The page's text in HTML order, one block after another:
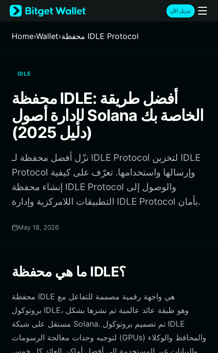
English
日本語
Русский
Italiano
Deutsch
简体中文
繁體中文
Português (Portugal)
ภาษาไทย
हिन्दी
Español
Português (Brasil)
تنزيل الآن
Home›Wallet› محفظة IDLE Protocol
IDLE
محفظة IDLE: أفضل طريقة
لإدارة أصول Solana الخاصة بك
(دليل 2025)
نزّل أفضل محفظة لـ IDLE Protocol لتخزين IDLE
Protocol وإرسالها واستخدامها. تعرّف على كيفية
إنشاء محفظة IDLE Protocol والوصول إلى
التطبيقات اللامركزية وإدارة IDLE Protocol بأمان.
May 18, 2026
ما هي محفظة IDLE؟
محفظة IDLE هي واجهة رقمية مصممة للتفاعل مع
بروتوكول IDLE، وهو طبقة عائد عالمية تم نشرها بشكل
مستقل على شبكة Solana. تم تصميم بروتوكول IDLE
لتوجيه وحدات معالجة الرسومات (GPUs) والمحافظ والوكلاء
والبيانات غير المستخدمة إلى أفضل أماكن العائد كل خمس